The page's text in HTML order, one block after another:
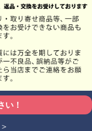
い！